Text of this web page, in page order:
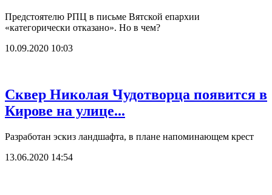
Предстоятелю РПЦ в письме Вятской епархии
«категорически отказано». Но в чем?
10.09.2020 10:03
Сквер Николая Чудотворца появится в
Кирове на улице...
Разработан эскиз ландшафта, в плане напоминающем крест
13.06.2020 14:54